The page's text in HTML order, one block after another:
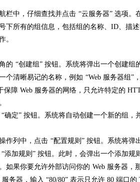
栏中，仔细查找并点击 “云服务器” 选项。
下所有的组信息，包括组的名称、ID、描
。
的 “创建组” 按钮。系统将弹出一个创建组
个清晰易记的名称，例如 “Web 服务器组”
保障 Web 服务器的网络，只允许特定的
“确定” 按钮。系统将自动创建一个新的组，
作列中，点击 “配置规则” 按钮。系统将弹
“添加规则” 按钮。此时，会弹出一个添加规
如果你要允许外部访问你的 Web 服务器，
服务器，输入 “80/80” 表示只允许 80 端口